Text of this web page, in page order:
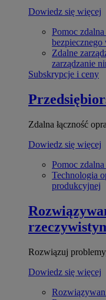
Dowiedz się więcej
Pomoc zdalna
bezpiecznego
Zdalne
zarządzanie
Subskrypcje i ceny
Zdalna łączność
Dowiedz się więcej
Pomoc
Technologia
produkcyjnej
Rozwiązuj
Dowiedz się więcej